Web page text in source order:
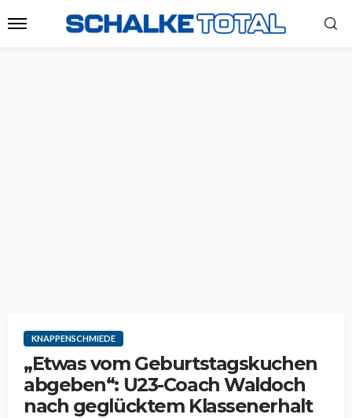
KNAPPENSCHMIEDE
„Etwas vom Geburtstagskuchen
abgeben“: U23-Coach Waldoch
nach geglücktem Klassenerhalt